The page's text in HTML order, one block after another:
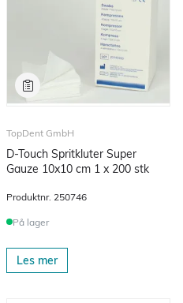
TopDent GmbH
D-Touch Spritkluter Super
Gauze 10x10 cm 1 x 200 stk
Produktnr. 250746
På lager
Les mer